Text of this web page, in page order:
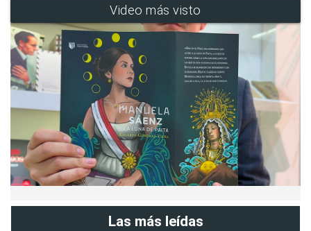
Video más visto
Las más leídas